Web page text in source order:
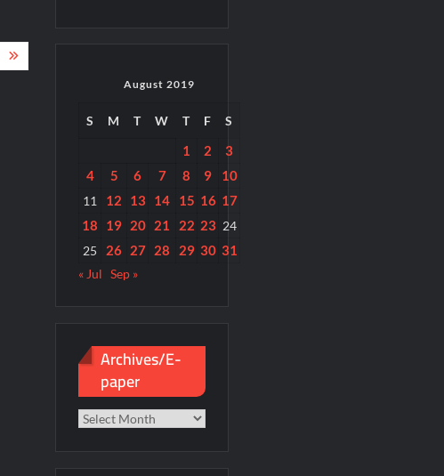
August 2019
S M T W T F S
1 2
3
4
5 6 7 8 9 10
11 12 13 14 15 16 17
18
19 20 21 22 23 24
25
26 27 28 29 30 31
« Jul Sep »
Archives/E-
paper
Archives/E-